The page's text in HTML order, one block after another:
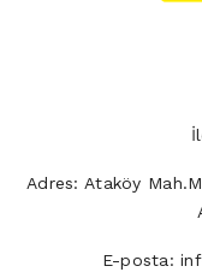
Adres: Ataköy
E-posta: